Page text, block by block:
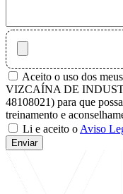
Aceito o uso dos
VIZCAÍNA DE
48108021) para que
treinamento e
Li e aceito o Aviso
Enviar